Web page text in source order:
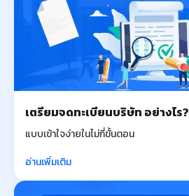
เตรียมจดทะเบียนบริษัท อย่างไร?
แบบเข้าใจง่ายในไม่กี่ขั้นตอน
อ่านเพิ่มเติม